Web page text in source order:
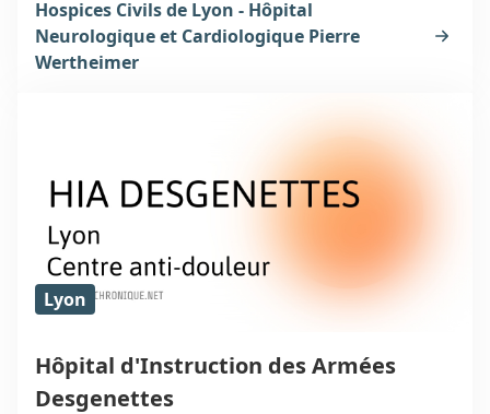
douleur vous accompagnent avec expertise et
bienveillance au 59 boulevard Pinel, 69677 Bron.
Hospices Civils de Lyon - Hôpital
Neurologique et Cardiologique Pierre
Wertheimer
Lyon
Hôpital d'Instruction des Armées
Desgenettes